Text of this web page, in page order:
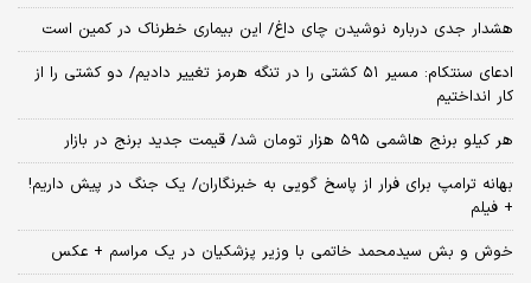
هشدار جدی درباره نوشیدن چای داغ/ این بیماری خطرناک در کمین است
ادعای سنتکام: مسیر ۵۱ کشتی را در تنگه هرمز تغییر دادیم/ دو کشتی را از
کار انداختیم
هر کیلو برنج هاشمی ۵۹۵ هزار تومان شد/ قیمت جدید برنج در بازار
بهانه ترامپ برای فرار از پاسخ گویی به خبرنگاران/ یک جنگ در پیش داریم!
+ فیلم
خوش و بش سیدمحمد خاتمی با وزیر پزشکیان در یک مراسم + عکس